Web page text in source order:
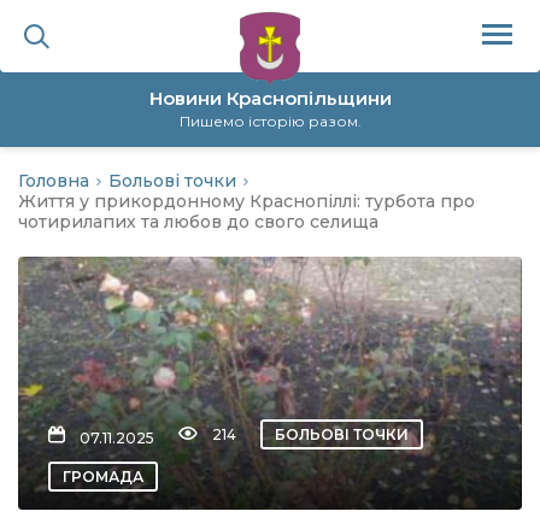
Новини Краснопільщини
Пишемо історію разом.
політика
Головна
Больові точки
Життя у прикордонному Краснопіллі: турбота про
чотирилапих та любов до свого селища
07.11.2025 214 БОЛЬОВІ ТОЧКИ
ГРОМАДА